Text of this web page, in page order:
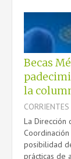
Becas
la
CORRIENTES
La Dirección
posibilidad
prácticas de